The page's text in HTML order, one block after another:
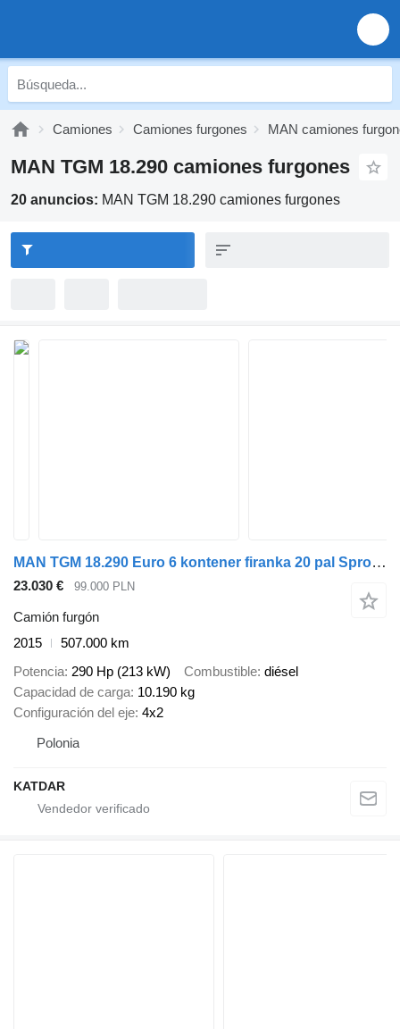
Camiones Camiones furgones MAN camiones
MAN TGM 18.290 camiones furgones
20 anuncios: MAN TGM 18.290 camiones furgones
MAN TGM 18.290 Euro 6 kontener firanka 20 pal Sprowadzony klima 6.8d
23.030 € 99.000 PLN
Camión furgón
2015
507.000 km
Potencia 290 Hp (213 kW) Combustible diésel
Capacidad de carga 10.190 kg
Configuración del eje 4x2
Polonia
KATDAR